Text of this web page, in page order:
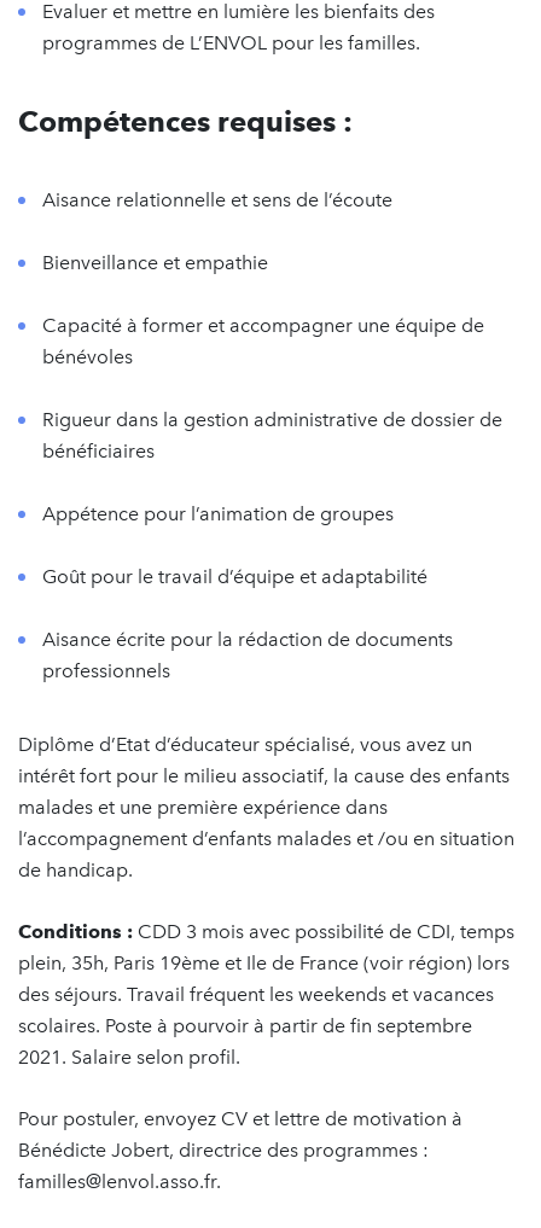
Evaluer et mettre en lumière les bienfaits des
programmes de L’ENVOL pour les familles.
Compétences requises :
Aisance relationnelle et sens de l’écoute
Bienveillance et empathie
Capacité à former et accompagner une équipe de
bénévoles
Rigueur dans la gestion administrative de dossier de
bénéficiaires
Appétence pour l’animation de groupes
Goût pour le travail d’équipe et adaptabilité
Aisance écrite pour la rédaction de documents
professionnels
Diplôme d’Etat d’éducateur spécialisé, vous avez un
intérêt fort pour le milieu associatif, la cause des enfants
malades et une première expérience dans
l’accompagnement d’enfants malades et /ou en situation
de handicap.
Conditions : CDD 3 mois avec possibilité de CDI, temps
plein, 35h, Paris 19ème et Ile de France (voir région) lors
des séjours. Travail fréquent les weekends et vacances
scolaires. Poste à pourvoir à partir de fin septembre
2021. Salaire selon profil.
Pour postuler, envoyez CV et lettre de motivation à
Bénédicte Jobert, directrice des programmes :
familles@lenvol.asso.fr.